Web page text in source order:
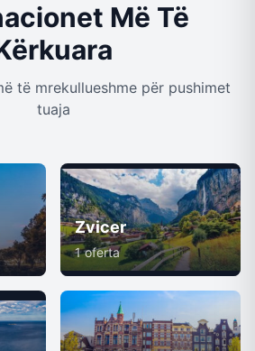
Më Të
të mrekullueshme për pushimet
tuaja
Zvicer
1 oferta